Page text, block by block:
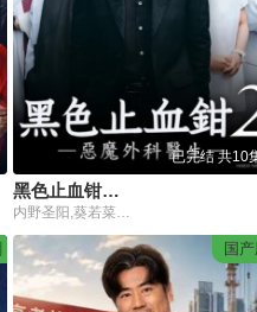
已完结 共10
黑色止血钳第二季
内野圣阳,葵若菜,二宫和也,竹内凉真,小泉孝太郎
国